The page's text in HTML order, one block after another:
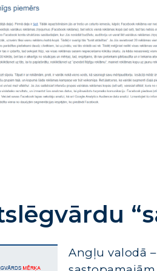
Angļu valodā –